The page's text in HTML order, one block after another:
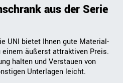
aus der Serie
UNI bietet Ihnen gute Material-
äußerst attraktiven Preis.
halten und Verstauen von
Unterlagen leicht.